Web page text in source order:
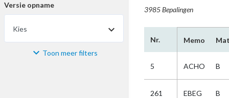
Versie opname
Kies
Materiaal Toon meer filters
3985 Bepalingen
Nr. Memo
5 ACHO B
261 EBEG B